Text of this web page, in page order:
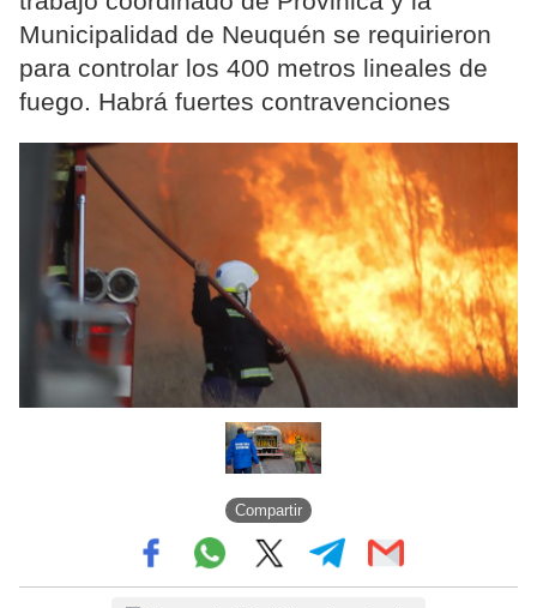
Municipalidad de Neuquén se requirieron
para controlar los 400 metros lineales de
fuego. Habrá fuertes contravenciones
Compartir